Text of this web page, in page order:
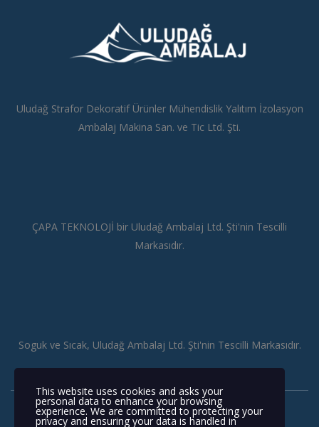
Uludağ Strafor Dekoratif Ürünler Mühendislik Yalıtım İzolasyon
Ambalaj Makina San. ve Tic Ltd. Şti.
ÇAPA TEKNOLOJİ bir Uludağ Ambalaj Ltd. Şti'nin Tescilli
Markasıdır.
Soguk ve Sıcak, Uludağ Ambalaj Ltd. Şti'nin Tescilli Markasıdır.
This website uses cookies and asks your
personal data to enhance your browsing
experience. We are committed to protecting your
privacy and ensuring your data is handled in